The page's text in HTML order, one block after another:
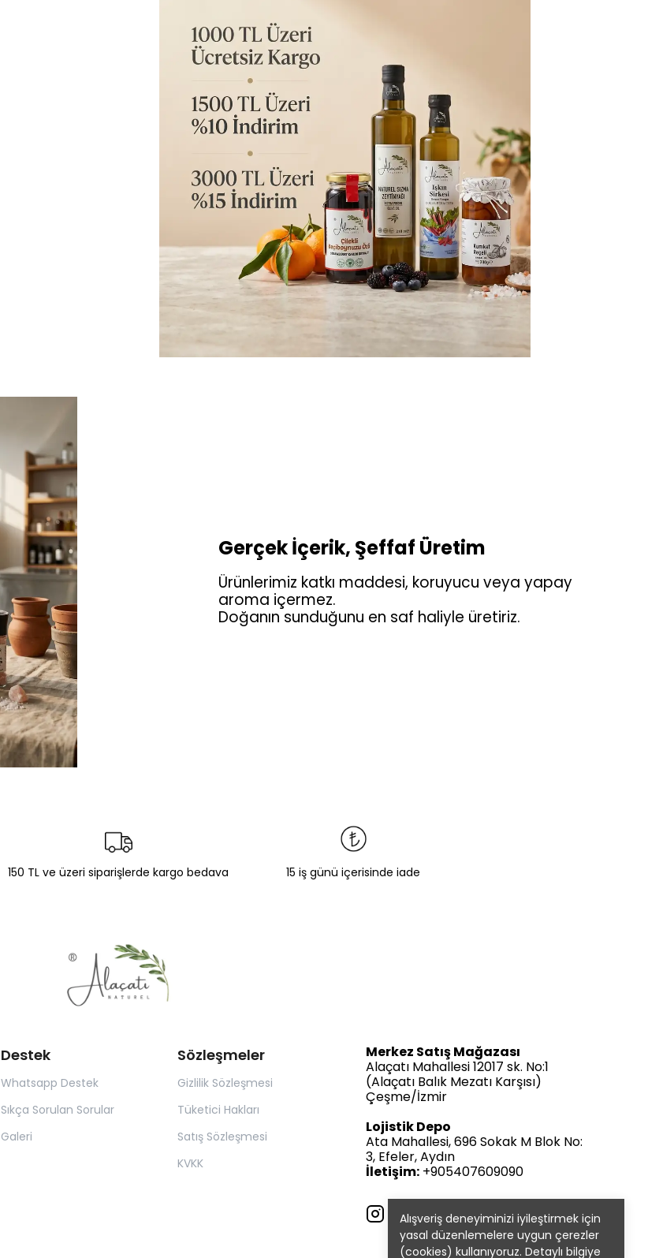
Alışveriş deneyiminizi iyileştirmek için
yasal düzenlemelere uygun çerezler
(cookies) kullanıyoruz. Detaylı bilgiye
Gerçek İçerik, Şeffaf Üretim
Ürünlerimiz katkı maddesi, koruyucu veya yapay
aroma içermez.
Doğanın sunduğunu en saf haliyle üretiriz.
150 TL ve üzeri siparişlerde kargo bedava 15 iş günü içerisinde iade
Destek
Whatsapp Destek
Sıkça Sorulan Sorular
Galeri
Sözleşmeler
Gizlilik Sözleşmesi
Tüketici Hakları
Satış Sözleşmesi
KVKK
Merkez Satış Mağazası
Alaçatı Mahallesi 12017 sk. No:1
(Alaçatı Balık Mezatı Karşısı)
Çeşme/İzmir
Lojistik Depo
Ata Mahallesi, 696 Sokak M Blok No:
3, Efeler, Aydın
İletişim: +905407609090